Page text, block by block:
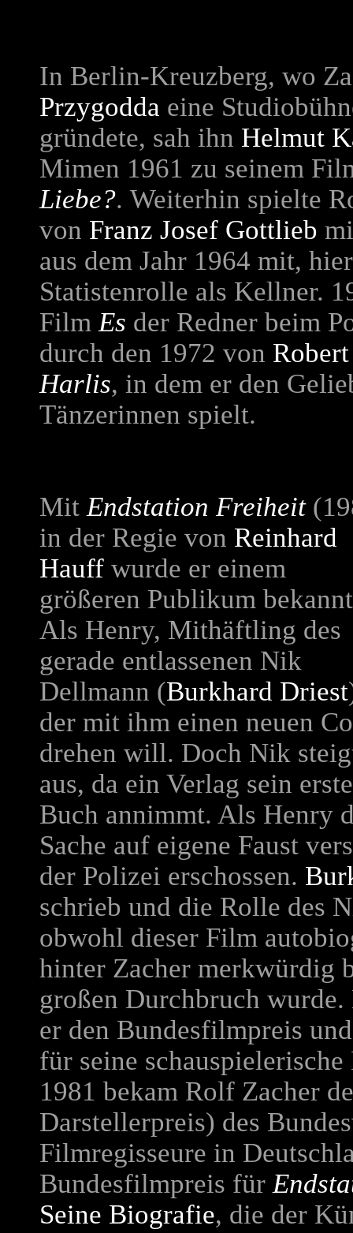
In Berlin-Kreuzberg, wo
Przygodda eine
gründete, sah ihn Helmut
Mimen 1961 zu seinem
Liebe?. Weiterhin spielte
von Franz Josef Gottlieb
aus dem Jahr 1964 mit,
Statistenrolle als Kellner.
FilmEs der Redner beim
durch den 1972 von
Harlis, in dem er den
Tänzerinnen spielt.
MitEndstation Freiheit
in der Regie von Reinhard
Hauff wurde er einem
größeren Publikum
Als Henry, Mithäftling des
gerade entlassenen Nik
Dellmann (Burkhard Driest
der mit ihm einen neuen
drehen will. Doch Nik
aus, da ein Verlag sein
Buch annimmt. Als Henry
Sache auf eigene Faust
der Polizei erschossen.
schrieb und die Rolle des
obwohl dieser Film
hinter Zacher merkwürdig
großen Durchbruch
er den Bundesfilmpreis
für seine
1981 bekam Rolf Zacher
Darstellerpreis) des
Filmregisseure in
Bundesfilmpreis für
Seine Biografie, die der